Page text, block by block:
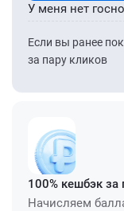
Если вы ранее
за пару кликов
У меня нет
100% кешбэк за
Начисляем